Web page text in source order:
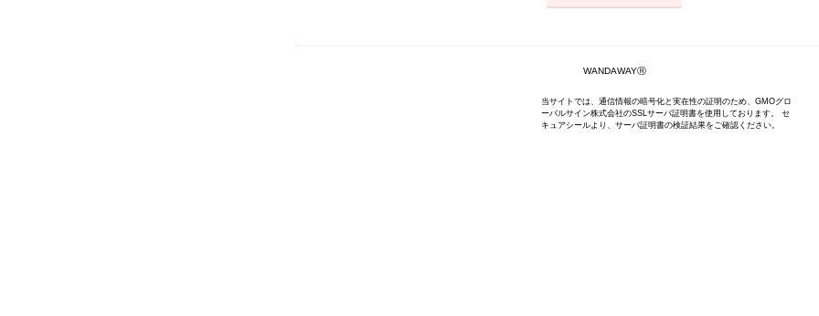
WANDAWAYⓇ
当サイトでは、通信情報の暗号化と実在性の証明のため、GMOグロ
ーバルサイン株式会社のSSLサーバ証明書を使用しております。 セ
キュアシールより、サーバ証明書の検証結果をご確認ください。